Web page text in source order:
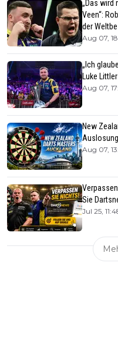
„Das wird
Veen“:
der
Aug 07,
„Ich
Luke
Aug 07,
New
Aug 07,
Sie
Jul 25,